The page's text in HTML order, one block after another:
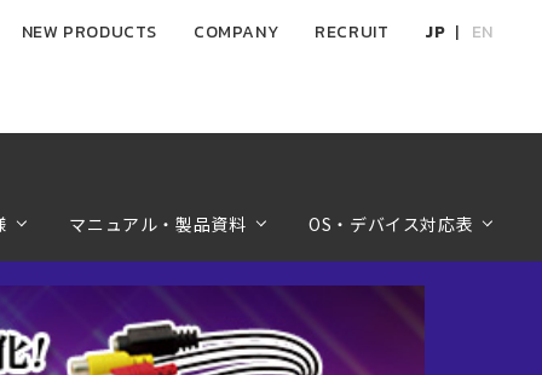
NEW PRODUCTS COMPANY RECRUIT JP EN
マニュアル・製品資料 OS・デバイス対応表